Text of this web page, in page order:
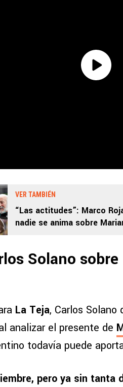
VER TAMBIÉN
“Las actitudes”: Marco
nadie se anima sobre
Solano
La Teja, Carlos
analizar el presente de
todavía puede
pero ya sin tanta